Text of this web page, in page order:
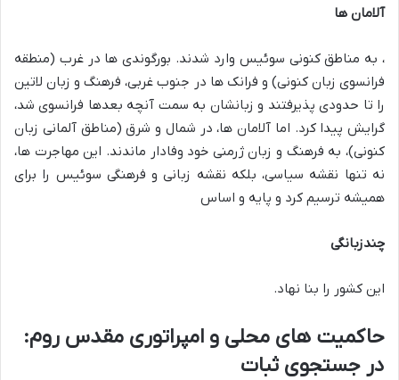
آلامان ها
، به مناطق کنونی سوئیس وارد شدند. بورگوندی ها در غرب (منطقه
فرانسوی زبان کنونی) و فرانک ها در جنوب غربی، فرهنگ و زبان لاتین
را تا حدودی پذیرفتند و زبانشان به سمت آنچه بعدها فرانسوی شد،
گرایش پیدا کرد. اما آلامان ها، در شمال و شرق (مناطق آلمانی زبان
کنونی)، به فرهنگ و زبان ژرمنی خود وفادار ماندند. این مهاجرت ها،
نه تنها نقشه سیاسی، بلکه نقشه زبانی و فرهنگی سوئیس را برای
همیشه ترسیم کرد و پایه و اساس
چندزبانگی
این کشور را بنا نهاد.
حاکمیت های محلی و امپراتوری مقدس روم:
در جستجوی ثبات